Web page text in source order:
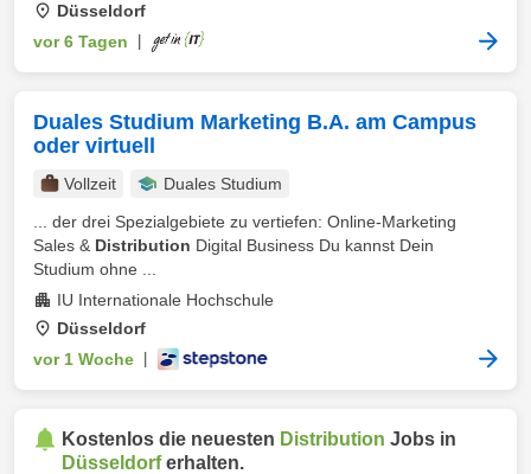
Düsseldorf
vor 6 Tagen
Duales Studium Marketing B.A. am Campus
oder virtuell
Vollzeit
Duales Studium
... der drei Spezialgebiete zu vertiefen: Online-Marketing
Sales & Distribution Digital Business Du kannst Dein
Studium ohne ...
IU Internationale Hochschule
Düsseldorf
vor 1 Woche
Kostenlos die neuesten Distribution Jobs in
Düsseldorferhalten.